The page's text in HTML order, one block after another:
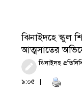
ঝিনাইদহে স্কুল
আত্মসাতের
ঝিনাইদহ
৯:০৫